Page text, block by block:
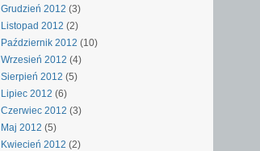
Grudzień 2012 (3)
Listopad 2012 (2)
Październik 2012 (10)
Wrzesień 2012 (4)
Sierpień 2012 (5)
Lipiec 2012 (6)
Czerwiec 2012 (3)
Maj 2012 (5)
Kwiecień 2012 (2)